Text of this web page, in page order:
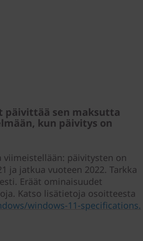
päivittää sen maksutta
kun päivitys on
viimeistellään: päivitysten on
ja jatkua vuoteen 2022. Tarkka
Eräät ominaisuudet
Katso lisätietoja osoitteesta
windows-11-specifications.